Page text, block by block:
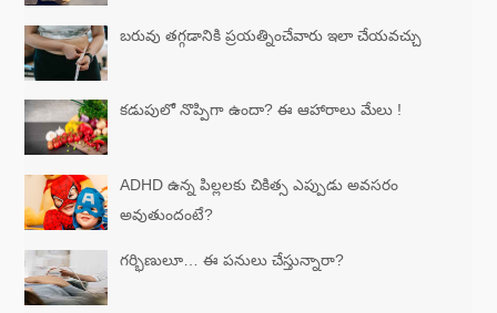
బరువు తగ్గడానికి ప్రయత్నించేవారు ఇలా చేయవచ్చు
కడుపులో నొప్పిగా ఉందా? ఈ ఆహారాలు మేలు !
ADHD ఉన్న పిల్లలకు చికిత్స ఎప్పుడు అవసరం
అవుతుందంటే?
గర్భిణులూ… ఈ పనులు చేస్తున్నారా?